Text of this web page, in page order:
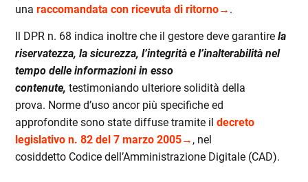
una raccomandata con ricevuta di ritorno→ .
Il DPR n. 68 indica inoltre che il gestore deve garantirela
riservatezza, la sicurezza, l’integrità e l’inalterabilità nel
tempo delle informazioni in esso
contenute,testimoniando ulterioresolidità della
prova. Norme d’uso ancor più specifiche ed
approfonditesono state diffuse tramite ildecreto
legislativo n. 82 del 7 marzo 2005→ , nel
cosiddetto Codice dell’Amministrazione Digitale (CAD).